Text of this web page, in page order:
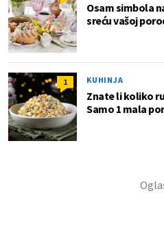
Osam simbola
sreću vašoj
1 KUHINJA
Znate li koliko
Samo 1 mala